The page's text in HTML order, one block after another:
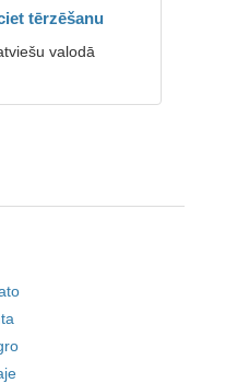
tērzēšanu
valodā